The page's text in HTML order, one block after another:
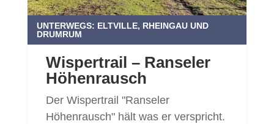
Wispertrail – Ranseler
Höhenrausch
UNTERWEGS: ELTVILLE, RHEINGAU UND
DRUMRUM
Der Wispertrail "Ranseler
Höhenrausch" hält was er verspricht.